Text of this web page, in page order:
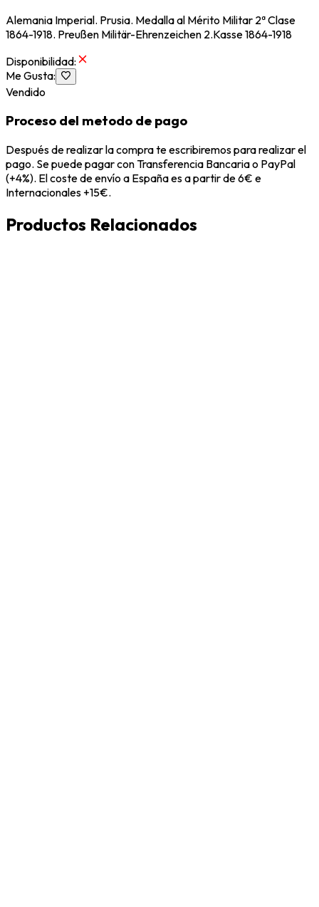
Alemania Imperial. Prusia. Medalla al Mérito Militar 2ª Clase
1864-1918. Preußen Militär-Ehrenzeichen 2.Kasse 1864-1918
Disponibilidad:
Me Gusta:
Vendido
Proceso del metodo de pago
Después de realizar la compra te escribiremos para realizar el
pago. Se puede pagar con Transferencia Bancaria o PayPal
(+4%). El coste de envío a España es a partir de 6€ e
Internacionales +15€.
Productos Relacionados